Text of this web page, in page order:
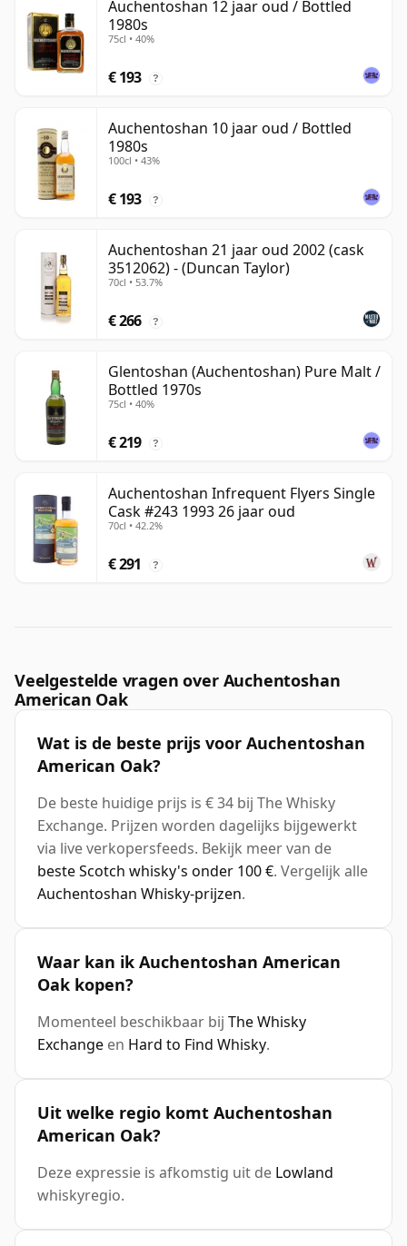
Auchentoshan 12 jaar oud / Bottled
1980s
75cl • 40%
€ 193 ?
Auchentoshan 10 jaar oud / Bottled
1980s
100cl • 43%
€ 193 ?
Auchentoshan 21 jaar oud 2002 (cask
3512062) - (Duncan Taylor)
70cl • 53.7%
€ 266 ?
Glentoshan (Auchentoshan) Pure Malt /
Bottled 1970s
75cl • 40%
€ 219 ?
Auchentoshan Infrequent Flyers Single
Cask #243 1993 26 jaar oud
70cl • 42.2%
€ 291 ?
Veelgestelde vragen over Auchentoshan
American Oak
Wat is de beste prijs voor Auchentoshan
American Oak?
De beste huidige prijs is € 34 bij The Whisky
Exchange. Prijzen worden dagelijks bijgewerkt
via live verkopersfeeds. Bekijk meer van de
beste Scotch whisky's onder 100 €. Vergelijk alle
Auchentoshan Whisky-prijzen.
Waar kan ik Auchentoshan American
Oak kopen?
Momenteel beschikbaar bij The Whisky
Exchange en Hard to Find Whisky.
Uit welke regio komt Auchentoshan
American Oak?
Deze expressie is afkomstig uit de Lowland
whiskyregio.